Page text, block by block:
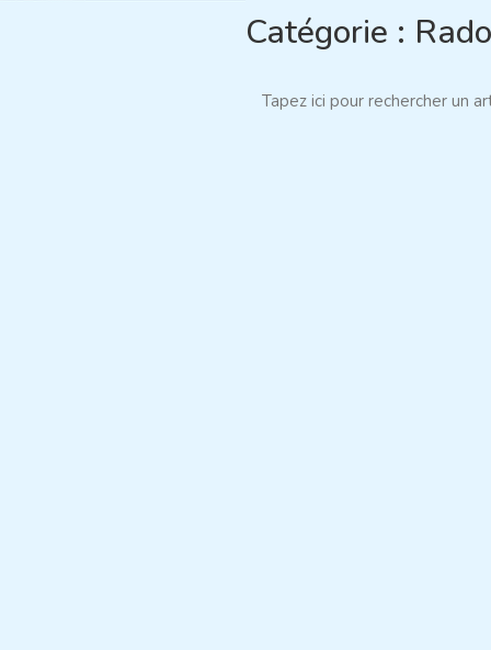
Catégorie :